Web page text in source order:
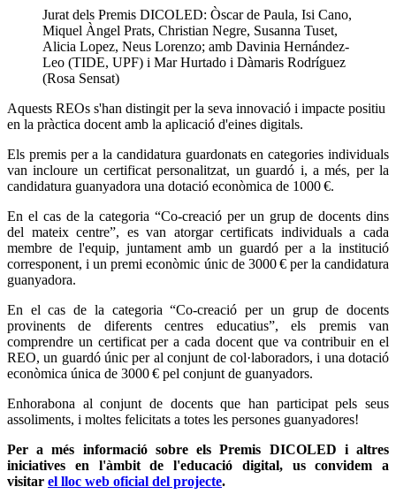
Jurat dels Premis DICOLED: Òscar de Paula, Isi Cano,
Miquel Àngel Prats, Christian Negre, Susanna Tuset,
Alicia Lopez, Neus Lorenzo; amb Davinia Hernández-
Leo (TIDE, UPF) i Mar Hurtado i Dàmaris Rodríguez
(Rosa Sensat)
Aquests REOs s'han distingit per la seva innovació i impacte positiu
en la pràctica docent amb la aplicació d'eines digitals.
Els premis per a la candidatura guardonats en categories individuals
van incloure un certificat personalitzat, un guardó i, a més, per la
candidatura guanyadora una dotació econòmica de 1000 €.
En el cas de la categoria “Co-creació per un grup de docents dins
del mateix centre”, es van atorgar certificats individuals a cada
membre de l'equip, juntament amb un guardó per a la institució
corresponent, i un premi econòmic únic de 3000 € per la candidatura
guanyadora.
En el cas de la categoria “Co-creació per un grup de docents
provinents de diferents centres educatius”, els premis van
comprendre un certificat per a cada docent que va contribuir en el
REO, un guardó únic per al conjunt de col·laboradors, i una dotació
econòmica única de 3000 € pel conjunt de guanyadors.
Enhorabona al conjunt de docents que han participat pels seus
assoliments, i moltes felicitats a totes les persones guanyadores!
Per a més informació sobre els Premis DICOLED i altres
iniciatives en l'àmbit de l'educació digital, us convidem a
visitar el lloc web oficial del projecte.